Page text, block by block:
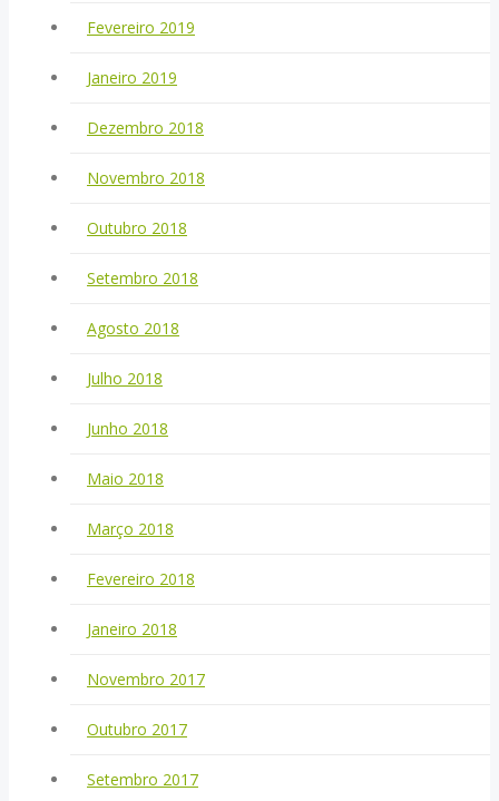
Fevereiro 2019
Janeiro 2019
Dezembro 2018
Novembro 2018
Outubro 2018
Setembro 2018
Agosto 2018
Julho 2018
Junho 2018
Maio 2018
Março 2018
Fevereiro 2018
Janeiro 2018
Novembro 2017
Outubro 2017
Setembro 2017